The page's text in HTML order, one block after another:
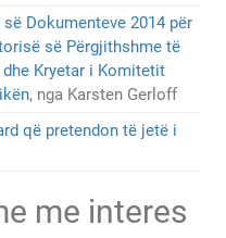
Dokumenteve 2014 për
së Përgjithshme të
Kryetar i Komitetit
, nga Karsten Gerloff
që pretendon të jetë i
me interes